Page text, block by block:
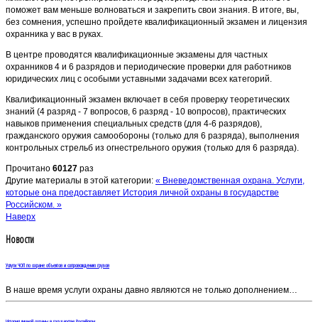
поможет вам меньше волноваться и закрепить свои знания. В итоге, вы,
без сомнения, успешно пройдете квалификационный экзамен и лицензия
охранника у вас в руках.
В центре проводятся квалификационные экзамены для частных
охранников 4 и 6 разрядов и периодические проверки для работников
юридических лиц с особыми уставными задачами всех категорий.
Квалификационный экзамен включает в себя проверку теоретических
знаний (4 разряд - 7 вопросов, 6 разряд - 10 вопросов), практических
навыков применения специальных средств (для 4-6 разрядов),
гражданского оружия самообороны (только для 6 разряда), выполнения
контрольных стрельб из огнестрельного оружия (только для 6 разряда).
Прочитано 60127 раз
Другие материалы в этой категории: « Вневедомственная охрана. Услуги,
которые она предоставляет История личной охраны в государстве
Российском. »
Наверх
Новости
Услуги ЧОП по охране объектов и сопровождению грузов
В наше время услуги охраны давно являются не только дополнением…